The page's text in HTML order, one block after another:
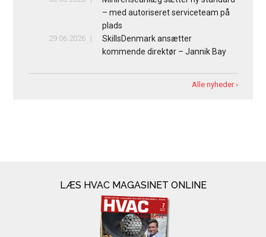
– med autoriseret serviceteam på
plads
29.06.2026
SkillsDenmark ansætter
kommende direktør – Jannik Bay
Alle nyheder ›
LÆS HVAC MAGASINET ONLINE